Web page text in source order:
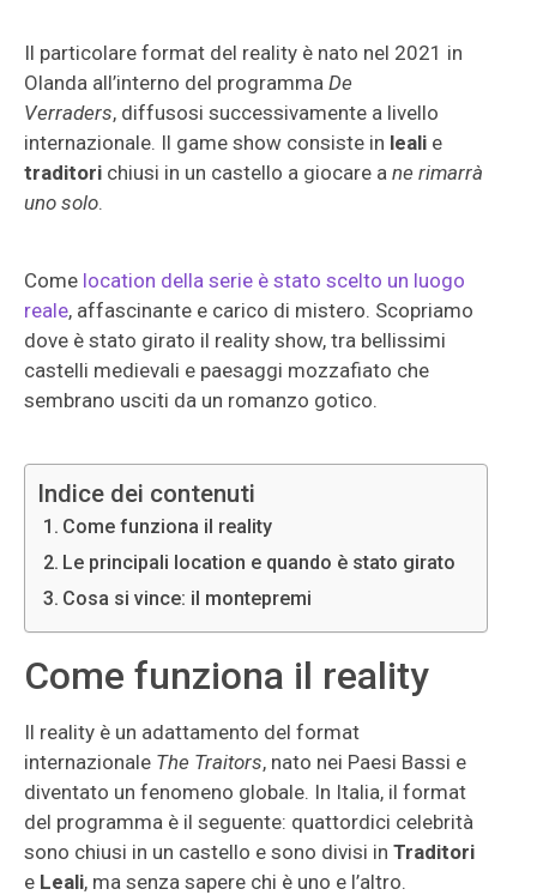
Il particolare format del reality è nato nel 2021 in
Olanda all’interno del programma De
Verraders, diffusosi successivamente a livello
internazionale. Il game show consiste in leali e
traditori chiusi in un castello a giocare a ne rimarrà
uno solo.
Come location della serie è stato scelto un luogo
reale, affascinante e carico di mistero. Scopriamo
dove è stato girato il reality show, tra bellissimi
castelli medievali e paesaggi mozzafiato che
sembrano usciti da un romanzo gotico.
Indice dei contenuti
Come funziona il reality
Le principali location e quando è stato girato
Cosa si vince: il montepremi
Come funziona il reality
Il reality è un adattamento del format
internazionale The Traitors, nato nei Paesi Bassi e
diventato un fenomeno globale. In Italia, il format
del programma è il seguente: quattordici celebrità
sono chiusi in un castello e sono divisi in Traditori
e Leali, ma senza sapere chi è uno e l’altro.